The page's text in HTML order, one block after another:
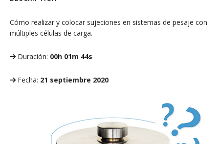
Cómo realizar y colocar sujeciones en sistemas de pesaje con
múltiples células de carga.
Duración: 00h 01m 44s
Fecha: 21 septiembre 2020